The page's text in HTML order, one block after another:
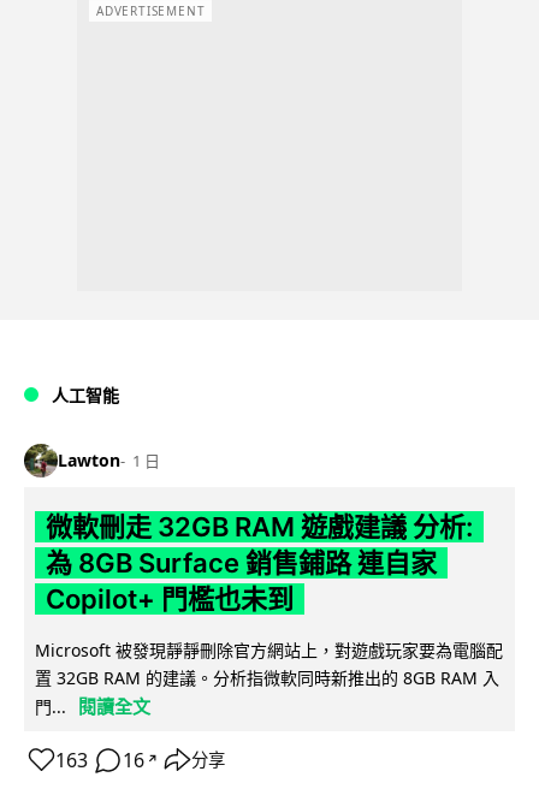
ADVERTISEMENT
人工智能
Lawton 1 日
微軟刪走 32GB RAM 遊戲建議 分析:
為 8GB Surface 銷售鋪路 連自家
Copilot+ 門檻也未到
Microsoft 被發現靜靜刪除官方網站上，對遊戲玩家要為電腦配
置 32GB RAM 的建議。分析指微軟同時新推出的 8GB RAM 入
門...
閱讀全文
163 16 ↗ 分享